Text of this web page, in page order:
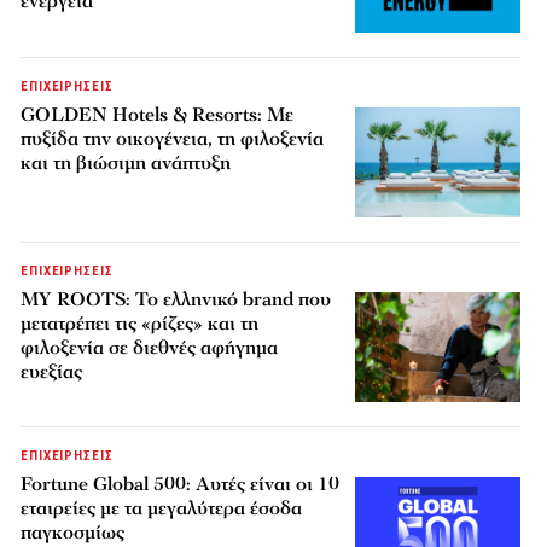
ΕΠΙΧΕΙΡΗΣΕΙΣ
GOLDEN Hotels & Resorts: Με
πυξίδα την οικογένεια, τη φιλοξενία
και τη βιώσιμη ανάπτυξη
ΕΠΙΧΕΙΡΗΣΕΙΣ
MY ROOTS: Το ελληνικό brand που
μετατρέπει τις «ρίζες» και τη
φιλοξενία σε διεθνές αφήγημα
ευεξίας
ΕΠΙΧΕΙΡΗΣΕΙΣ
Fortune Global 500: Αυτές είναι οι 10
εταιρείες με τα μεγαλύτερα έσοδα
παγκοσμίως